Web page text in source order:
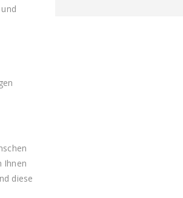
Ihnen
diese